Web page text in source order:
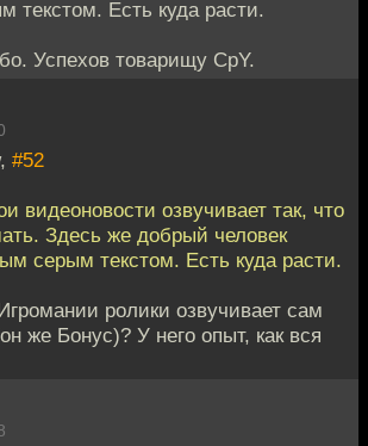
текстом. Есть куда расти.
Успехов товарищу CpY.
#52
видеоновости озвучивает так, что
Здесь же добрый человек
серым текстом. Есть куда расти.
ролики озвучивает сам
же Бонус)? У него опыт, как вся